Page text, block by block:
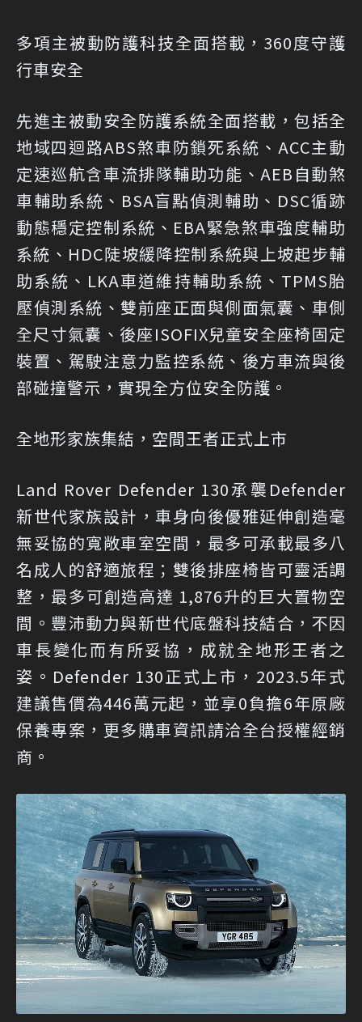
多項主被動防護科技全面搭載，360度守護
行車安全
先進主被動安全防護系統全面搭載，包括全
地域四迴路ABS煞車防鎖死系統、ACC主動
定速巡航含車流排隊輔助功能、AEB自動煞
車輔助系統、BSA盲點偵測輔助、DSC循跡
動態穩定控制系統、EBA緊急煞車強度輔助
系統、HDC陡坡緩降控制系統與上坡起步輔
助系統、LKA車道維持輔助系統、TPMS胎
壓偵測系統、雙前座正面與側面氣囊、車側
全尺寸氣囊、後座ISOFIX兒童安全座椅固定
裝置、駕駛注意力監控系統、後方車流與後
部碰撞警示，實現全方位安全防護。
全地形家族集結，空間王者正式上市
Land Rover Defender 130承襲Defender
新世代家族設計，車身向後優雅延伸創造毫
無妥協的寬敞車室空間，最多可承載最多八
名成人的舒適旅程；雙後排座椅皆可靈活調
整，最多可創造高達 1,876升的巨大置物空
間。豐沛動力與新世代底盤科技結合，不因
車長變化而有所妥協，成就全地形王者之
姿。Defender 130正式上市，2023.5年式
建議售價為446萬元起，並享0負擔6年原廠
保養專案，更多購車資訊請洽全台授權經銷
商。